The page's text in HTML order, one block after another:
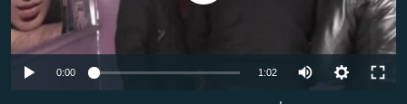
0:00 1:02